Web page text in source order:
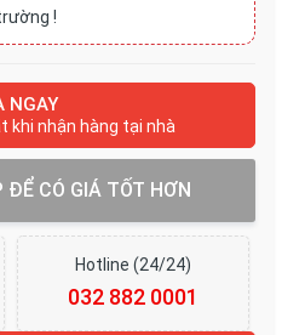
!
NGAY
khi nhận hàng tại nhà
ĐỂ CÓ GIÁ TỐT HƠN
Hotline (24/24)
032 882 0001